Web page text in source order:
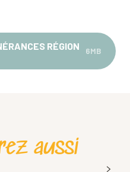
RÉGION
6MB
aussi